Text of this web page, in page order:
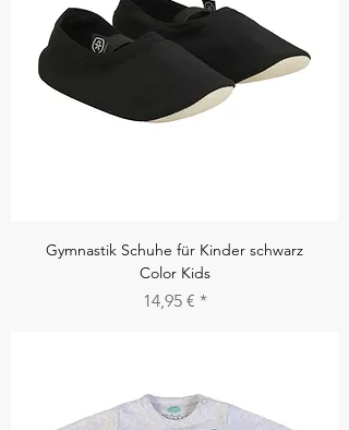
Gymnastik Schuhe für Kinder schwarz
Color Kids
Preis
14,95 €